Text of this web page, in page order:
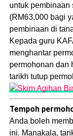
untuk pembinaan
(RM63,000 bagi
pembinaan di
Kepada guru
menghantar
permohonan dan
tarikh tutup
Tempoh
Anda boleh
ini. Manakala,